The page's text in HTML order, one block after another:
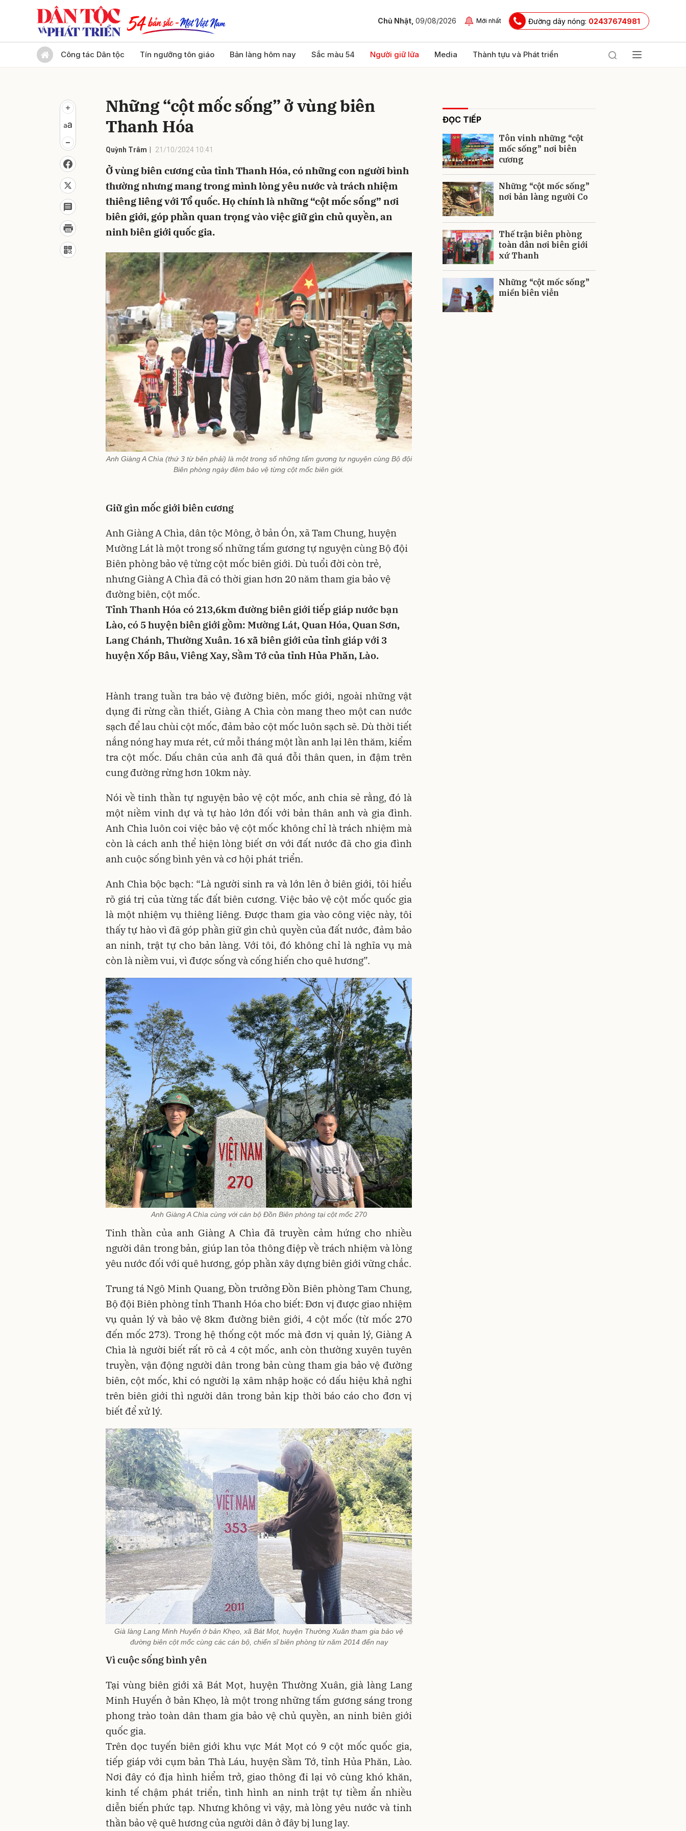
Chủ Nhật, 09/08/2026 Mới nhất Đường dây nóng: 02437674981
Công tác Dân tộc Tín ngưỡng tôn giáo Bản làng hôm nay Sắc màu 54 Người giữ lửa Media Thành tựu và Phát triển
Những “cột mốc sống” ở vùng biên
Thanh Hóa
Quỳnh Trâm 21/10/2024 10:41
Ở vùng biên cương của tỉnh Thanh Hóa, có những con người bình
thường nhưng mang trong mình lòng yêu nước và trách nhiệm
thiêng liêng với Tổ quốc. Họ chính là những “cột mốc sống” nơi
biên giới, góp phần quan trọng vào việc giữ gìn chủ quyền, an
ninh biên giới quốc gia.
Anh Giàng A Chìa (thứ 3 từ bên phải) là một trong số những tấm gương tự nguyện cùng Bộ đội
Biên phòng ngày đêm bảo vệ từng cột mốc biên giới.
Giữ gìn mốc giới biên cương
Anh Giàng A Chìa, dân tộc Mông, ở bản Ón, xã Tam Chung, huyện
Mường Lát là một trong số những tấm gương tự nguyện cùng Bộ đội
Biên phòng bảo vệ từng cột mốc biên giới. Dù tuổi đời còn trẻ,
nhưng Giàng A Chìa đã có thời gian hơn 20 năm tham gia bảo vệ
đường biên, cột mốc.
Tỉnh Thanh Hóa có 213,6km đường biên giới tiếp giáp nước bạn
Lào, có 5 huyện biên giới gồm: Mường Lát, Quan Hóa, Quan Sơn,
Lang Chánh, Thường Xuân. 16 xã biên giới của tỉnh giáp với 3
huyện Xốp Bâu, Viêng Xay, Sầm Tớ của tỉnh Hủa Phăn, Lào.
Hành trang tuần tra bảo vệ đường biên, mốc giới, ngoài những vật
dụng đi rừng cần thiết, Giàng A Chìa còn mang theo một can nước
sạch để lau chùi cột mốc, đảm bảo cột mốc luôn sạch sẽ. Dù thời tiết
nắng nóng hay mưa rét, cứ mỗi tháng một lần anh lại lên thăm, kiểm
tra cột mốc. Dấu chân của anh đã quá đỗi thân quen, in đậm trên
cung đường rừng hơn 10km này.
Nói về tinh thần tự nguyện bảo vệ cột mốc, anh chia sẻ rằng, đó là
một niềm vinh dự và tự hào lớn đối với bản thân anh và gia đình.
Anh Chìa luôn coi việc bảo vệ cột mốc không chỉ là trách nhiệm mà
còn là cách anh thể hiện lòng biết ơn với đất nước đã cho gia đình
anh cuộc sống bình yên và cơ hội phát triển.
Anh Chìa bộc bạch: “Là người sinh ra và lớn lên ở biên giới, tôi hiểu
rõ giá trị của từng tấc đất biên cương. Việc bảo vệ cột mốc quốc gia
là một nhiệm vụ thiêng liêng. Được tham gia vào công việc này, tôi
thấy tự hào vì đã góp phần giữ gìn chủ quyền của đất nước, đảm bảo
an ninh, trật tự cho bản làng. Với tôi, đó không chỉ là nghĩa vụ mà
còn là niềm vui, vì được sống và cống hiến cho quê hương”.
Anh Giàng A Chìa cùng với cán bộ Đồn Biên phòng tại cột mốc 270
Tinh thần của anh Giàng A Chìa đã truyền cảm hứng cho nhiều
người dân trong bản, giúp lan tỏa thông điệp về trách nhiệm và lòng
yêu nước đối với quê hương, góp phần xây dựng biên giới vững chắc.
Trung tá Ngô Minh Quang, Đồn trưởng Đồn Biên phòng Tam Chung,
Bộ đội Biên phòng tỉnh Thanh Hóa cho biết: Đơn vị được giao nhiệm
vụ quản lý và bảo vệ 8km đường biên giới, 4 cột mốc (từ mốc 270
đến mốc 273). Trong hệ thống cột mốc mà đơn vị quản lý, Giàng A
Chìa là người biết rất rõ cả 4 cột mốc, anh còn thường xuyên tuyên
truyền, vận động người dân trong bản cùng tham gia bảo vệ đường
biên, cột mốc, khi có người lạ xâm nhập hoặc có dấu hiệu khả nghi
trên biên giới thì người dân trong bản kịp thời báo cáo cho đơn vị
biết để xử lý.
Già làng Lang Minh Huyến ở bản Khẹo, xã Bát Mọt, huyện Thường Xuân tham gia bảo vệ
đường biên cột mốc cùng các cán bộ, chiến sĩ biên phòng từ năm 2014 đến nay
Vì cuộc sống bình yên
Tại vùng biên giới xã Bát Mọt, huyện Thường Xuân, già làng Lang
Minh Huyến ở bản Khẹo, là một trong những tấm gương sáng trong
phong trào toàn dân tham gia bảo vệ chủ quyền, an ninh biên giới
quốc gia.
Trên dọc tuyến biên giới khu vực Mát Mọt có 9 cột mốc quốc gia,
tiếp giáp với cụm bản Thà Láu, huyện Sầm Tớ, tỉnh Hủa Phăn, Lào.
Nơi đây có địa hình hiểm trở, giao thông đi lại vô cùng khó khăn,
kinh tế chậm phát triển, tình hình an ninh trật tự tiềm ẩn nhiều
diễn biến phức tạp. Nhưng không vì vậy, mà lòng yêu nước và tinh
thần bảo vệ quê hương của người dân ở đây bị lung lay.
ĐỌC TIẾP
Tôn vinh những “cột
mốc sống” nơi biên
cương
Những “cột mốc sống”
nơi bản làng người Co
Thế trận biên phòng
toàn dân nơi biên giới
xứ Thanh
Những “cột mốc sống”
miền biên viễn
Gửi bình luận
Hủy Gửi